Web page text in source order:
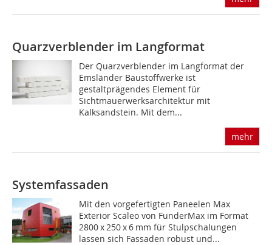
Quarzverblender im Langformat
Der Quarzverblender im Langformat der
Emsländer Baustoffwerke ist
gestaltprägendes Element für
Sichtmauerwerksarchitektur mit
Kalksandstein. Mit dem...
mehr
Systemfassaden
Mit den vorgefertigten Paneelen Max
Exterior Scaleo von FunderMax im Format
2800 x 250 x 6 mm für Stulpschalungen
lassen sich Fassaden robust und...